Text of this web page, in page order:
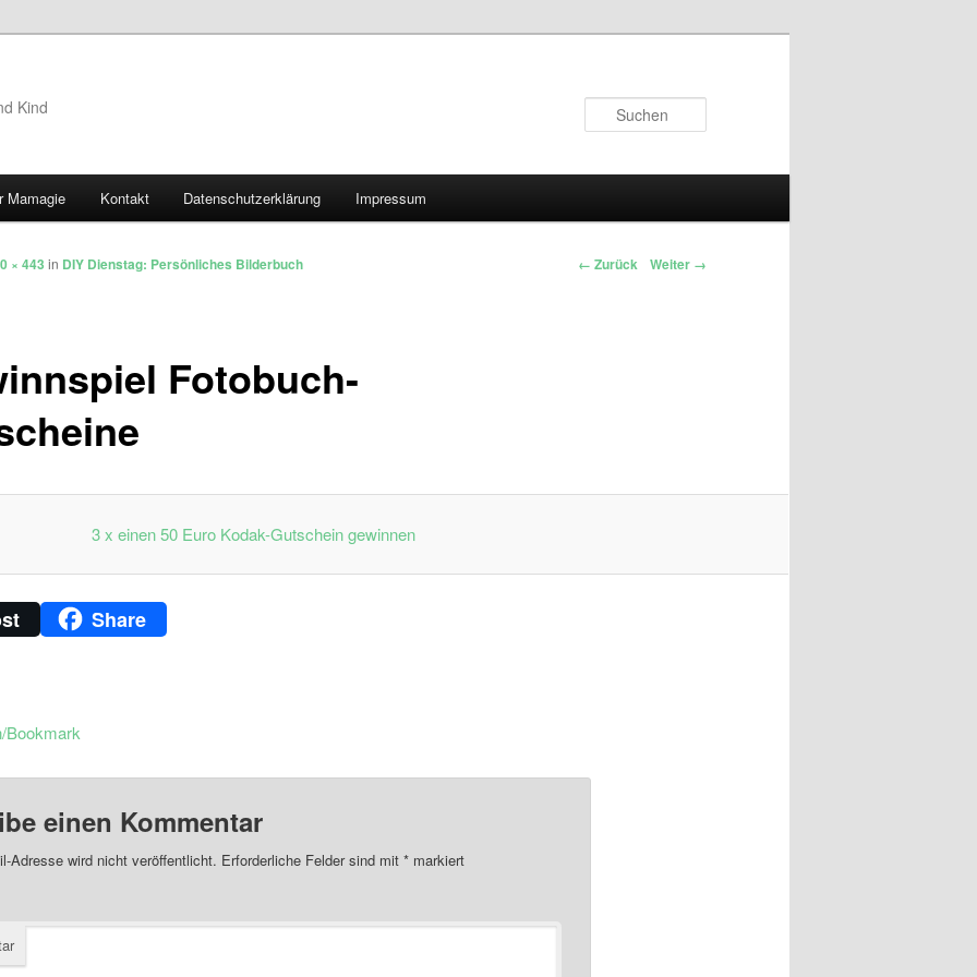
Kind
Mamagie Kontakt Datenschutzerklärung Impressum
← Zurück Weiter →
Fotobuch-
× 443 in DIY Dienstag: Persönliches Bilderbuch
Share
Bookmark
einen Kommentar
Adresse wird nicht veröffentlicht. Erforderliche Felder sind mit *markiert